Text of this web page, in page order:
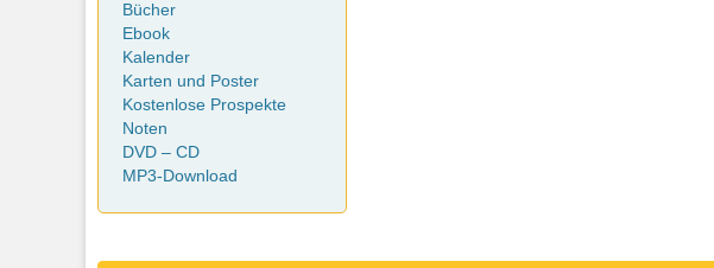
Bücher
Ebook
Kalender
Karten und Poster
Kostenlose Prospekte
Noten
DVD – CD
MP3-Download